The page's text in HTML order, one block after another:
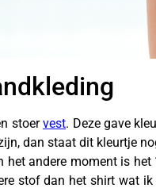
stoervest. Deze gave
dan staat dit kleurtje
het andere moment is
stof dan het shirt wat